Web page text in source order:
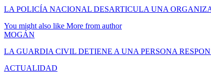
LA POLICÍA NACIONAL DESARTICULA UNA
You might also like More from author
MOGÁN
LA GUARDIA CIVIL DETIENE A UNA PERSONA
ACTUALIDAD